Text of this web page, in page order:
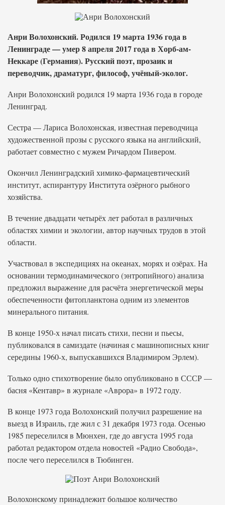
Анри Волохонский. Родился 19 марта 1936 года в
Ленинграде — умер 8 апреля 2017 года в Хорб-ам-
Неккаре (Германия). Русский поэт, прозаик и
переводчик, драматург, философ, учёный-эколог.
Анри Волохонский родился 19 марта 1936 года в городе
Ленинград.
Сестра — Лариса Волохонская, известная переводчица
художественной прозы с русского языка на английский,
работает совместно с мужем Ричардом Пивером.
Окончил Ленинградский химико-фармацевтический
институт, аспирантуру Института озёрного рыбного
хозяйства.
В течение двадцати четырёх лет работал в различных
областях химии и экологии, автор научных трудов в этой
области.
Участвовал в экспедициях на океанах, морях и озёрах. На
основании термодинамического (энтропийного) анализа
предложил выражение для расчёта энергетической меры
обеспеченности фитопланктона одним из элементов
минерального питания.
В конце 1950-х начал писать стихи, песни и пьесы,
публиковался в самиздате (начиная с машинописных книг
середины 1960-х, выпускавшихся Владимиром Эрлем).
Только одно стихотворение было опубликовано в СССР —
басня «Кентавр» в журнале «Аврора» в 1972 году.
В конце 1973 года Волохонский получил разрешение на
выезд в Израиль, где жил с 31 декабря 1973 года. Осенью
1985 переселился в Мюнхен, где до августа 1995 года
работал редактором отдела новостей «Радио Свобода»,
после чего переселился в Тюбинген.
Волохонскому принадлежит большое количество